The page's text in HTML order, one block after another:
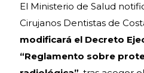
El Ministerio de Salud
Cirujanos Dentistas de
modificará el Decreto
“Reglamento sobre